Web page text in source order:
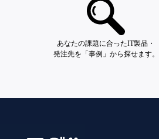
あなたの課題に合ったIT製品・
発注先を「事例」から探せます。